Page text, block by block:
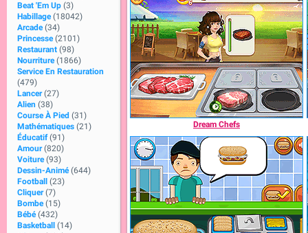
Beat 'Em Up (3)
Habillage (18042)
Arcade (34)
Princesse (2101)
Restaurant (98)
Nourriture (1866)
Service En Restauration
(479)
Lancer (27)
Alien (38)
Course À Pied (31)
Mathématiques (21)
Éducatif (91)
Amour (820)
Voiture (93)
Dessin-Animé (644)
Football
(23)
Cliquer (7)
Bombe (15)
Bébé (432)
Basketball
(14)
Dream Chefs